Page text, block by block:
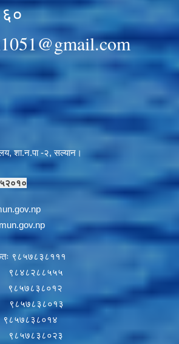
शा.न.पा -२, सल्यान।
९८५७८३८१११
९८५७८३८०१२
९८५७८३८०१३